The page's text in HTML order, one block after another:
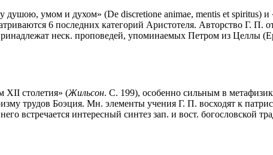
душою, умом и духом» (De discretione animae, mentis et spiritus)
6 последних категорий Аристотеля. Авторство Г. П.
неск. проповедей, упоминаемых Петром из Целлы
столетия» (Жильсон. С. 199), особенно сильным в
трудов Боэция. Мн. элементы учения Г. П. восходят к
встречается интересный синтез зап. и вост. богословской